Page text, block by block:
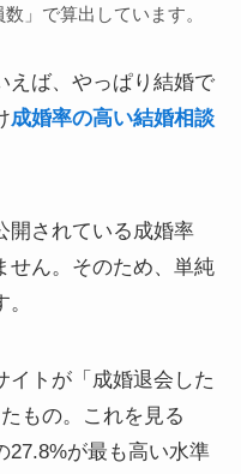
」で算出しています。
えば、やっぱり結婚で
成婚率の高い結婚相談
開されている成婚率
せん。そのため、単純
イトが「成婚退会した
もの。これを見る
27.8%が最も高い水準